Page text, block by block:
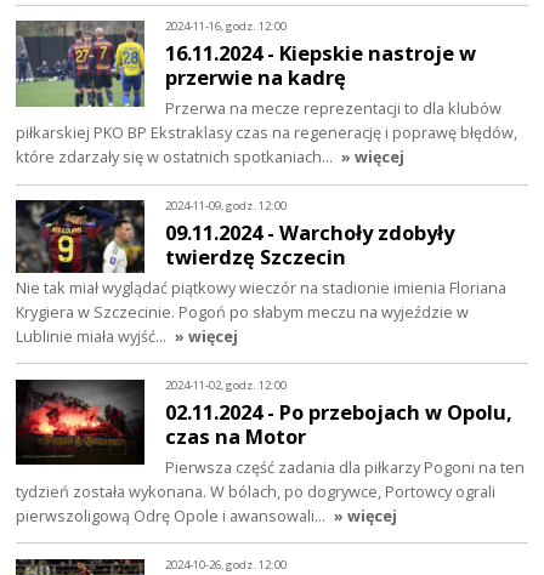
2024-11-16, godz. 12:00
16.11.2024 - Kiepskie nastroje w
przerwie na kadrę
Przerwa na mecze reprezentacji to dla klubów
piłkarskiej PKO BP Ekstraklasy czas na regenerację i poprawę błędów,
które zdarzały się w ostatnich spotkaniach… » więcej
2024-11-09, godz. 12:00
09.11.2024 - Warchoły zdobyły
twierdzę Szczecin
Nie tak miał wyglądać piątkowy wieczór na stadionie imienia Floriana
Krygiera w Szczecinie. Pogoń po słabym meczu na wyjeździe w
Lublinie miała wyjść… » więcej
2024-11-02, godz. 12:00
02.11.2024 - Po przebojach w Opolu,
czas na Motor
Pierwsza część zadania dla piłkarzy Pogoni na ten
tydzień została wykonana. W bólach, po dogrywce, Portowcy ograli
pierwszoligową Odrę Opole i awansowali… » więcej
2024-10-26, godz. 12:00